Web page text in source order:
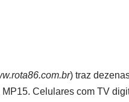
) traz
Celulares com TV